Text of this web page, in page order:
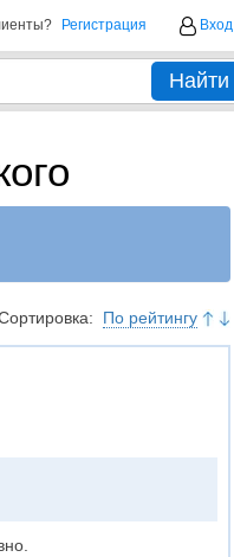
Регистрация Вход
Найти
По рейтингу